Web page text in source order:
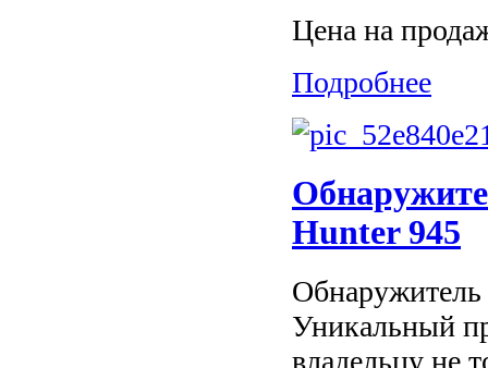
Цена на
Подробнее
Hunter 945
Уникальный
владельцу не